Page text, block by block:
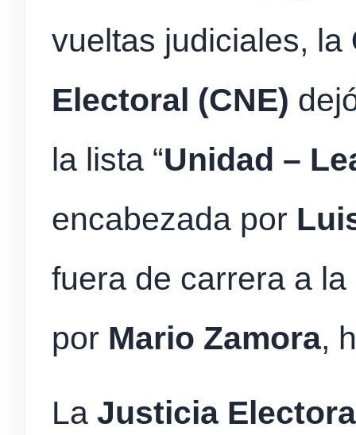
vueltas judiciales, la
Electoral (CNE)
la lista “Unidad –
encabezada por
fuera de carrera a
por Mario Zamora,
La Justicia